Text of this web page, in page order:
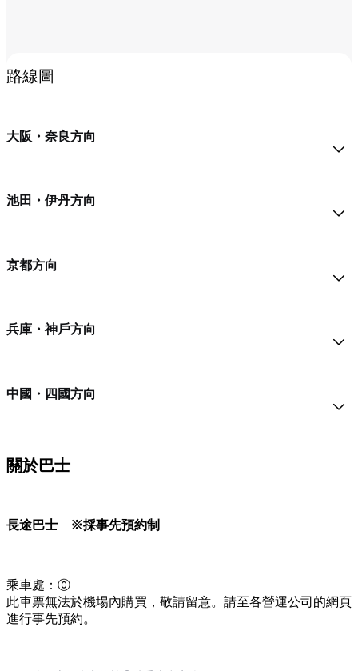
路線圖
大阪・奈良方向
池田・伊丹方向
京都方向
兵庫・神戶方向
中國・四國方向
關於巴士
長途巴士 ※採事先預約制
乘車處：⓪
此車票無法於機場內購買，敬請留意。請至各營運公司的網頁
進行事先預約。